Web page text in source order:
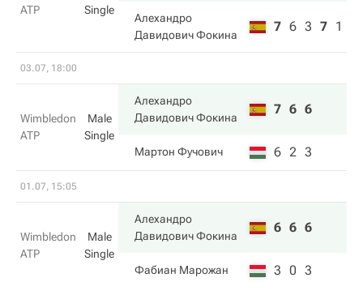
ATP
Single
Алехандро
Давидович Фокина
7 6 3 7 1
03.07, 18:00
Wimbledon
ATP
Male
Single
Алехандро
Давидович Фокина
7 6 6
Мартон Фучович 6 2 3
01.07, 15:05
Wimbledon
ATP
Male
Single
Алехандро
Давидович Фокина
6 6 6
Фабиан Марожан 3 0 3